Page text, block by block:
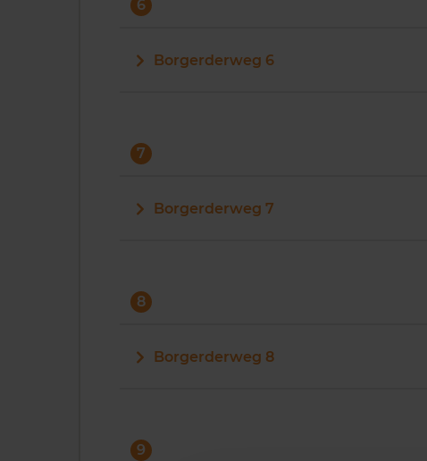
6
Borgerderweg 6
7
Borgerderweg 7
8
Borgerderweg 8
9